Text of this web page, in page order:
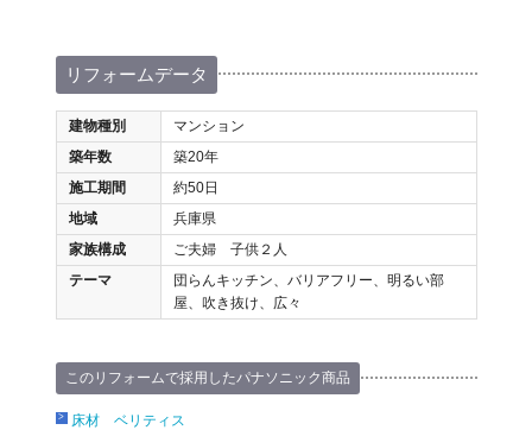
リフォームデータ
建物種別
マンション
築年数
築20年
施工期間
約50日
地域
兵庫県
家族構成
ご夫婦 子供２人
テーマ
団らんキッチン、バリアフリー、明るい部
屋、吹き抜け、広々
このリフォームで採用したパナソニック商品
床材 ベリティス